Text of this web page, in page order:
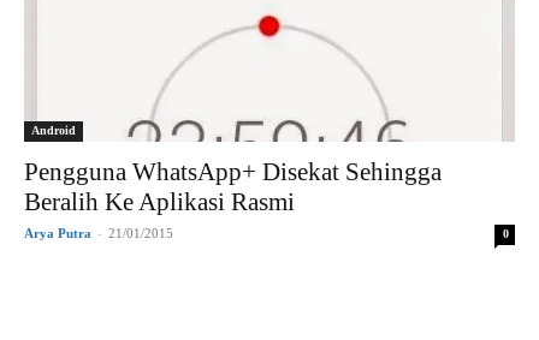
Android
Pengguna WhatsApp+ Disekat Sehingga
Beralih Ke Aplikasi Rasmi
Arya Putra - 21/01/2015 0